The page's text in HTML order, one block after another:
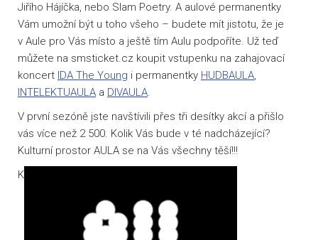
Jiřího Hájíčka, nebo Slam Poetry. A aulové permanentky
Vám umožní být u toho všeho – budete mít jistotu, že je
v Aule pro Vás místo a ještě tím Aulu podpoříte. Už teď
můžete na smsticket.cz koupit vstupenku na zahajovací
koncert IDA The Young i permanentky HUDBAULA,
INTELEKTUAULA a DIVAULA.
V první sezóně jste navštívili přes tři desítky akcí a přišlo
vás více než 2 500. Kolik Vás bude v té nadcházející?
Kulturní prostor AULA se na Vás všechny těší!!!
K